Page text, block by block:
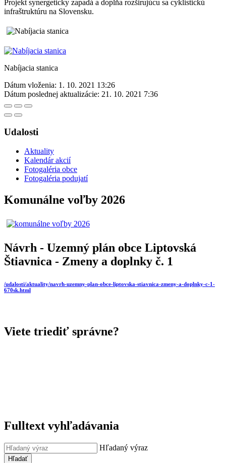
Projekt synergeticky zapadá a dopĺňa rozširujúcu sa cyklistickú
infraštruktúru na Slovensku.
Nabíjacia stanica
Dátum vloženia: 1. 10. 2021 13:26
Dátum poslednej aktualizácie: 21. 10. 2021 7:36
Udalosti
Aktuality
Kalendár akcií
Fotogaléria obce
Fotogaléria podujatí
Komunálne voľby 2026
Návrh - Uzemný plán obce Liptovská
Štiavnica - Zmeny a doplnky č. 1
/udalosti/aktuality/navrh-uzemny-plan-obce-liptovska-stiavnica-zmeny-a-doplnky-c-1-
670sk.html
Viete triediť správne?
Fulltext vyhľadávania
Hľadaný výraz
Hľadať